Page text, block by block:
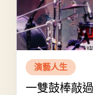
演藝人生
一雙鼓棒敲